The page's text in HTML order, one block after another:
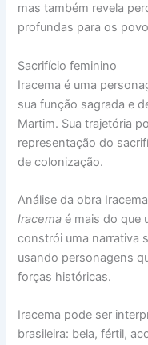
mas também revela
profundas para os
Sacrifício feminino
Iracema é uma
sua função sagrada e
Martim. Sua trajetória
representação do
de colonização.
Análise da obra Iracema
Iracema é mais do que
constrói uma narrativa
usando personagens
forças históricas.
Iracema pode ser
brasileira: bela, fértil,